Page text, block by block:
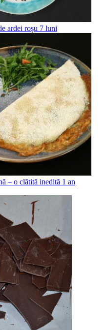
ardei roșu 7 luni
– o clătită inedită 1 an